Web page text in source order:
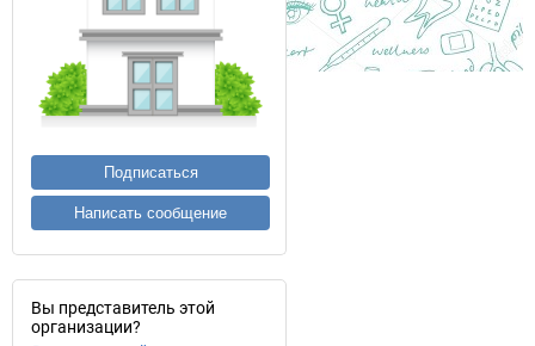
Подписаться
Написать сообщение
Вы представитель этой
организации?